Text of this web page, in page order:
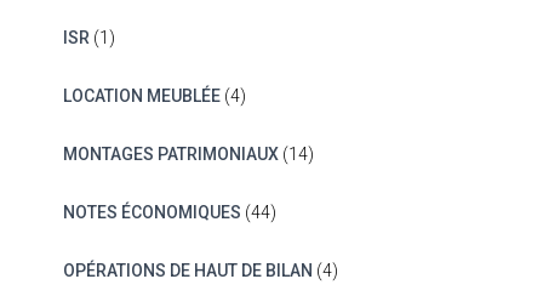
ISR (1)
LOCATION MEUBLÉE(4)
MONTAGES PATRIMONIAUX(14)
NOTES ÉCONOMIQUES (44)
OPÉRATIONS DE HAUT DE BILAN (4)